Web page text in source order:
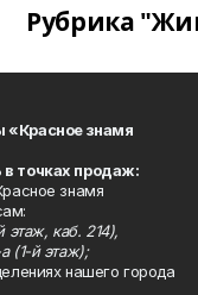
Рубрика
«Красное знамя
точках продаж:
знамя
этаж, каб. 214),
(1-й этаж);
нашего города